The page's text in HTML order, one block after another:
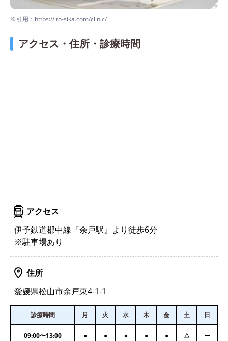
※引用：https://ito-sika.com/clinic/
アクセス・住所・診療時間
アクセス
伊予鉄道郡中線『余戸駅』より徒歩6分
※駐車場あり
住所
愛媛県松山市余戸東4-1-1
診療時間 月 火 水 木 金 土 日
09:00〜13:00 ● ● ● ● ● △ ー